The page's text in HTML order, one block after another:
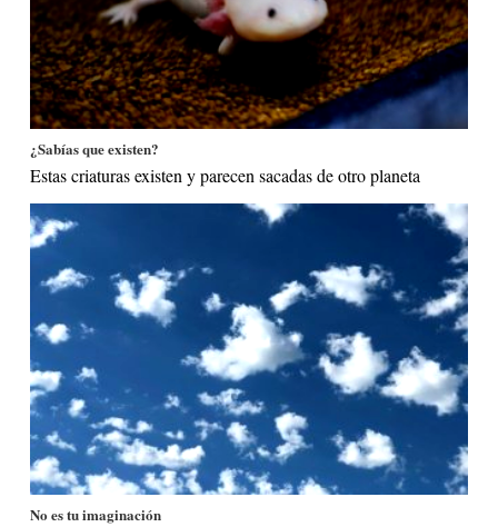
¿Sabías que existen?
Estas criaturas existen y parecen sacadas de otro planeta
No es tu imaginación